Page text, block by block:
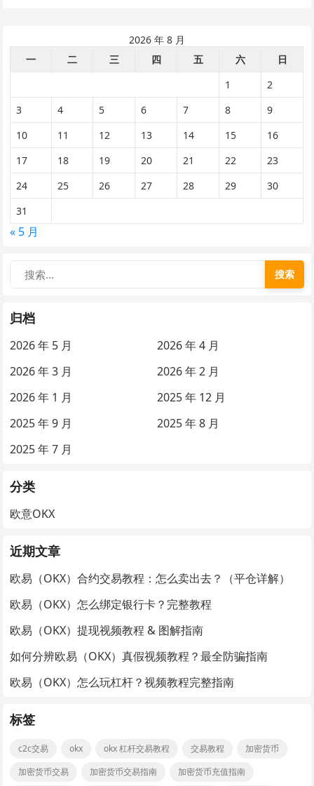
2026 年 8 月
一
二 三 四 五 六
日
1
2
3
4 5 6 7 8
9
10
11 12 13 14 15
16
17
18 19 20 21 22
23
24
25 26 27 28 29
30
31
« 5 月
搜索
归档
2026 年 5 月
2026 年 4 月
2026 年 3 月
2026 年 2 月
2026 年 1 月
2025 年 12 月
2025 年 9 月
2025 年 8 月
2025 年 7 月
分类
欧意OKX
近期文章
欧易（OKX）合约交易教程：怎么卖出去？（平仓详解）
欧易（OKX）怎么绑定银行卡？完整教程
欧易（OKX）提现视频教程 & 图解指南
如何分辨欧易（OKX）真假视频教程？最全防骗指南
欧易（OKX）怎么玩杠杆？视频教程完整指南
标签
c2c交易 okx okx 杠杆交易教程 交易教程
加密货币
加密货币交易
加密货币交易指南
加密货币充值指南